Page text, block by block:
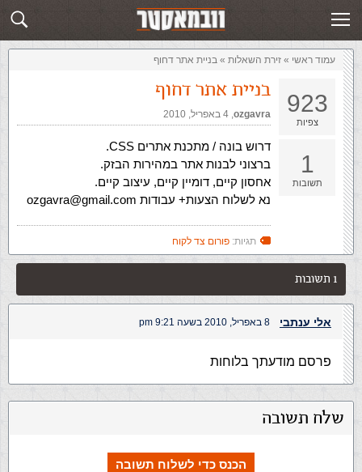
שלח תשובה זירת השאלות
עמוד ראשי » ‏זירת השאלות‏ » בניית אתר דחוף
923
צפיות
1
תשובות
בניית אתר דחוף
ozgavra
,‏ 4 באפריל, 2010
דרוש בונה / מתכנת אתרים CSS.
ברצוני לבנות אתר במהירות הבזק.
אחסון קיים, דומיין קיים, עיצוב קיים.
נא לשלוח הצעות+ עבודות ozgavra@gmail.com
תגיות: פורום צד לקוח
1 תשובות
אלי ענתבי 8 באפריל, 2010 בשעה 9:21 pm
פרסם מודעתך בלוחות
שלח תשובה
הכנס כדי לשלוח תשובה